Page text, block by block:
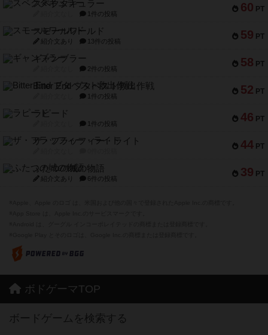
60 PT
スペクタキュラー
1件の投稿
59 PT
スモールワールド
紹介文あり 13件の投稿
58 PT
ギャンブラー
2件の投稿
52 PT
Bitter End ブタペスト救出作戦
1件の投稿
46 PT
ラピード
1件の投稿
44 PT
ザ・フラッフィー・ライト
39 PT
ふたつの城の物語
紹介文あり 6件の投稿
ボドゲーマTOP
ボードゲームを検索する